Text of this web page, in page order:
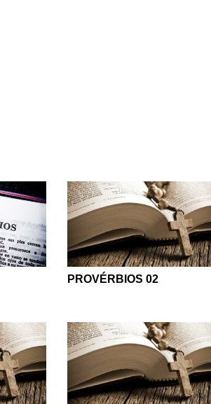
leia de forma superficial, as palavras
há cerca de três mil anos atrás.
de te ajudar nas mais complexas
PROVÉRBIOS 02